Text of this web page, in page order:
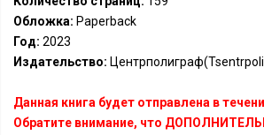
Обложка: Paperback
Год: 2023
Издательство:
Данная книга будет отправлена в
Обратите внимание, что